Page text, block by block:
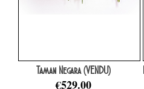
Taman Negara (VENDU)
€529.00